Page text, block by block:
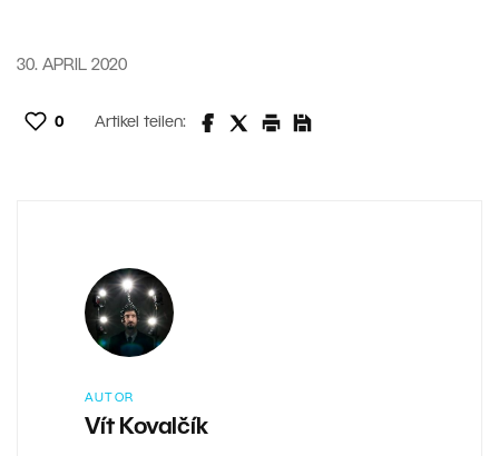
30. APRIL 2020
0 Artikel teilen:
AUTOR
Vít Kovalčík